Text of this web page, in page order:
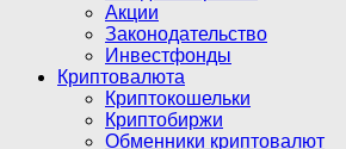
Акции
Законодательство
Инвестфонды
Криптовалюта
Криптокошельки
Криптобиржи
Обменники криптовалют